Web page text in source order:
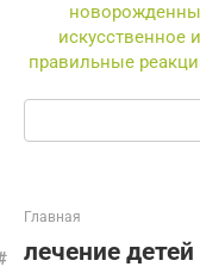
искусственное
правильные
Поиск:
Главная
лечение детей